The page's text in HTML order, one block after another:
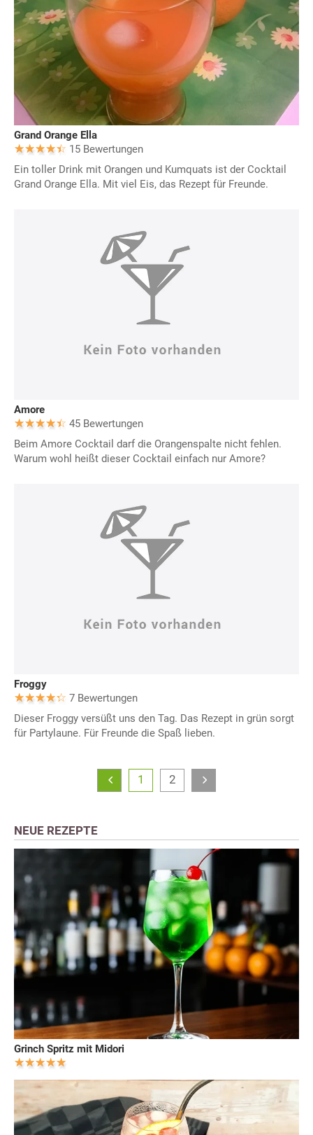
Grand Orange Ella
15 Bewertungen
Ein toller Drink mit Orangen und Kumquats ist der Cocktail
Grand Orange Ella. Mit viel Eis, das Rezept für Freunde.
Amore
45 Bewertungen
Beim Amore Cocktail darf die Orangenspalte nicht fehlen.
Warum wohl heißt dieser Cocktail einfach nur Amore?
Froggy
7 Bewertungen
Dieser Froggy versüßt uns den Tag. Das Rezept in grün sorgt
für Partylaune. Für Freunde die Spaß lieben.
1 2
NEUE REZEPTE
Grinch Spritz mit Midori